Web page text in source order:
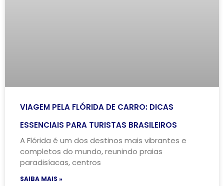
VIAGEM PELA FLÓRIDA DE CARRO: DICAS
ESSENCIAIS PARA TURISTAS BRASILEIROS
A Flórida é um dos destinos mais vibrantes e
completos do mundo, reunindo praias
paradisíacas, centros
SAIBA MAIS »